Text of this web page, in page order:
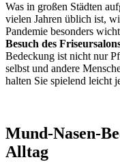
Was in großen Städten
vielen Jahren üblich ist,
Pandemie besonders
Besuch des
Bedeckung ist nicht nur
selbst und andere
halten Sie spielend leicht
Mund-Nasen-
Alltag